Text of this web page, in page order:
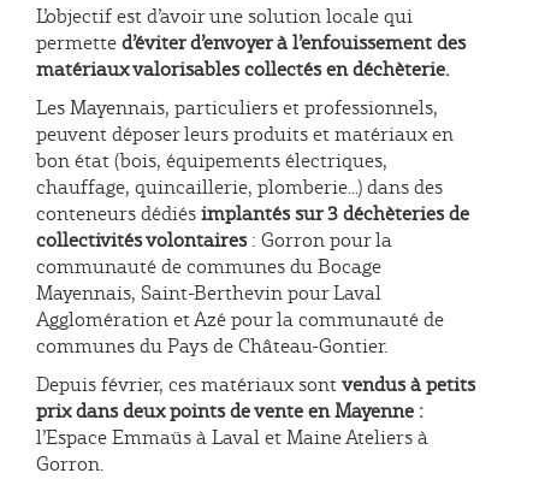
L’objectif est d’avoir une solution locale qui
permetted’éviter d’envoyer à l’enfouissement des
matériaux valorisables collectés en déchèterie.
Les Mayennais, particuliers et professionnels,
peuvent déposer leurs produits et matériaux en
bon état (bois, équipements électriques,
chauffage, quincaillerie, plomberie...) dans des
conteneurs dédiésimplantés sur 3 déchèteries de
collectivités volontaires: Gorron pour la
communauté de communes du Bocage
Mayennais, Saint-Berthevin pour Laval
Agglomération et Azé pour la communauté de
communes du Pays de Château-Gontier.
Depuis février, ces matériaux sontvendus à petits
prix dans deux points de vente en Mayenne :
l’Espace Emmaüs à Laval et Maine Ateliers à
Gorron.